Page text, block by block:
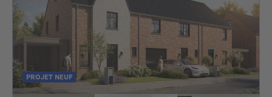
PROJET NEUF